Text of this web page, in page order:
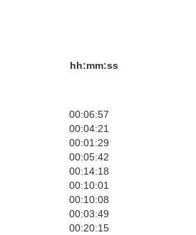
hh:mm:ss
00:06:57
00:04:21
00:01:29
00:05:42
00:14:18
00:10:01
00:10:08
00:03:49
00:20:15